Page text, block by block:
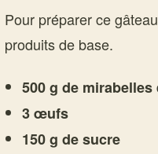
Pour préparer ce
produits de base.
500 g de mirabelles
3 œufs
150 g de sucre